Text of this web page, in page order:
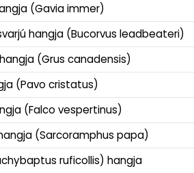
(Gavia immer)
hangja (Bucorvus leadbeateri)
(Grus canadensis)
(Pavo cristatus)
(Falco vespertinus)
(Sarcoramphus papa)
ruficollis) hangja